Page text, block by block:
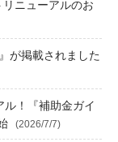
リニューアルのお
が掲載されました
！『補助金ガイ
(2026/7/7)